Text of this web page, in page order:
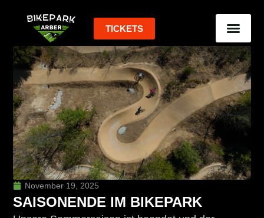
TICKETS
November 19, 2025
SAISONENDE IM BIKEPARK